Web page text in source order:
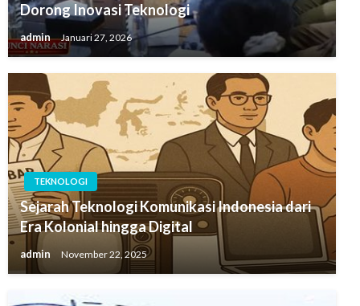
Dorong Inovasi Teknologi
admin Januari 27, 2026
TEKNOLOGI
Sejarah Teknologi Komunikasi Indonesia dari
Era Kolonial hingga Digital
admin November 22, 2025